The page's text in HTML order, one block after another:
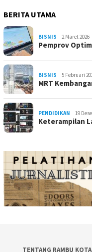
BERITA UTAMA
BISNIS 2 Maret 2026
Pemprov
BISNIS 5 Februari
MRT
PENDIDIKAN 19
Keterampilan
TENTANG RAMBU KOTA